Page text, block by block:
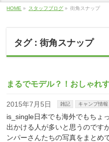
HOME » スタッフブログ » 街角スナップ
タグ : 街角スナップ
まるでモデル？！おしゃれ
2015年7月5日 雑記 キャンプ情報
is_single日本でも海外でもちょ
出かける人が多いと思うのです
ンパーさんたちの写真をまとめ